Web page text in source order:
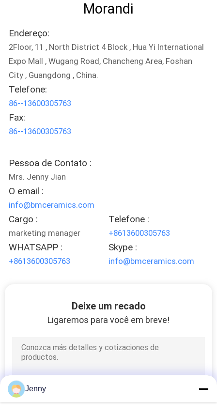
POLÍTICA
DE
PRIVACIDADE
Morandi
Endereço:
2Floor, 11 , North District 4 Block , Hua Yi International
Expo Mall , Wugang Road, Chancheng Area, Foshan
City , Guangdong , China.
Telefone:
86--13600305763
Fax:
86--13600305763
Pessoa de Contato :
Mrs. Jenny Jian
O email :
info@bmceramics.com
Cargo :
marketing manager
Telefone :
+8613600305763
WHATSAPP :
+8613600305763
Skype :
info@bmceramics.com
Deixe um recado
Ligaremos para você em breve!
Jenny